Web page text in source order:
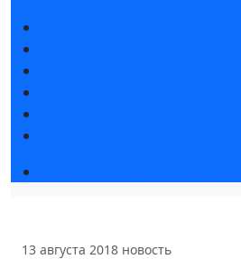
13 августа 2018 новость